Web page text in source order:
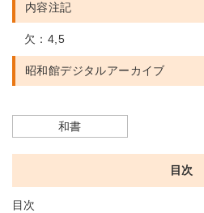
内容注記
欠：4,5
昭和館デジタルアーカイブ
和書
目次
目次